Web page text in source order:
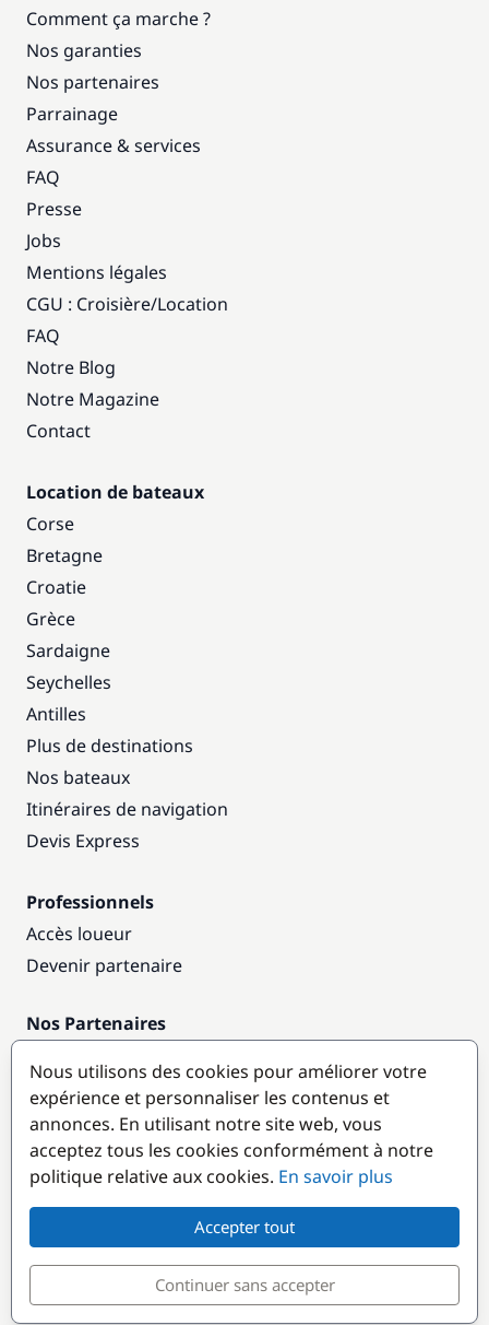
Comment ça marche ?
Nos garanties
Nos partenaires
Parrainage
Assurance & services
FAQ
Presse
Jobs
Mentions légales
CGU : Croisière/Location
FAQ
Notre Blog
Notre Magazine
Contact
Location de bateaux
Corse
Bretagne
Croatie
Grèce
Sardaigne
Seychelles
Antilles
Plus de destinations
Nos bateaux
Itinéraires de navigation
Devis Express
Professionnels
Accès loueur
Devenir partenaire
Nos Partenaires
Destinations populaires
© GlobeSailor
Croisières & Location de bateaux depuis
Nous utilisons des cookies pour améliorer votre
expérience et personnaliser les contenus et
annonces. En utilisant notre site web, vous
acceptez tous les cookies conformément à notre
politique relative aux cookies. En savoir plus
Accepter tout
Continuer sans accepter